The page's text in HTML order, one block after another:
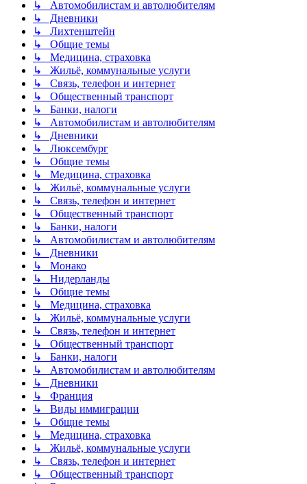
↳ Автомобилистам и автолюбителям
↳ Дневники
↳ Лихтенштейн
↳ Общие темы
↳ Медицина, страховка
↳ Жильё, коммунальные услуги
↳ Связь, телефон и интернет
↳ Общественный транспорт
↳ Банки, налоги
↳ Автомобилистам и автолюбителям
↳ Дневники
↳ Люксембург
↳ Общие темы
↳ Медицина, страховка
↳ Жильё, коммунальные услуги
↳ Связь, телефон и интернет
↳ Общественный транспорт
↳ Банки, налоги
↳ Автомобилистам и автолюбителям
↳ Дневники
↳ Монако
↳ Нидерланды
↳ Общие темы
↳ Медицина, страховка
↳ Жильё, коммунальные услуги
↳ Связь, телефон и интернет
↳ Общественный транспорт
↳ Банки, налоги
↳ Автомобилистам и автолюбителям
↳ Дневники
↳ Франция
↳ Виды иммиграции
↳ Общие темы
↳ Медицина, страховка
↳ Жильё, коммунальные услуги
↳ Связь, телефон и интернет
↳ Общественный транспорт